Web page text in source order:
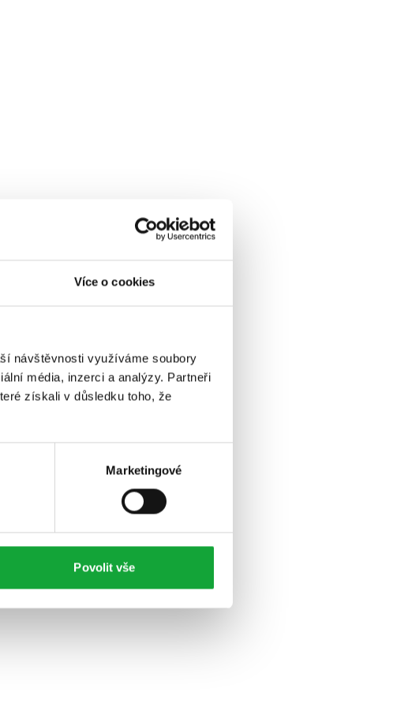
Více o cookies
návštěvnosti využíváme soubory
média, inzerci a analýzy. Partneři
získali v důsledku toho, že
Marketingové
Povolit vše